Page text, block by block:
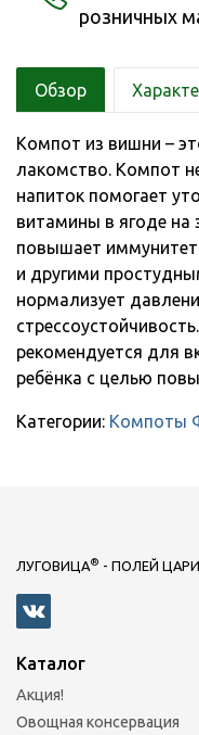
розничных
Обзор
Компот из вишни –
лакомство. Компот
напиток помогает
витамины в ягоде
повышает иммунитет
и другими
нормализует
рекомендуется для
ребёнка с целью
Категории: Компоты
ЛУГОВИЦА® - ПОЛЕЙ
Каталог
Акция!
Овощная консервация